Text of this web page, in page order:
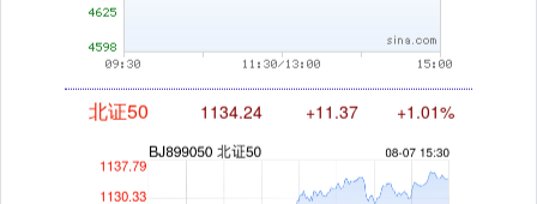
北证50 1134.24 +11.37 +1.01%